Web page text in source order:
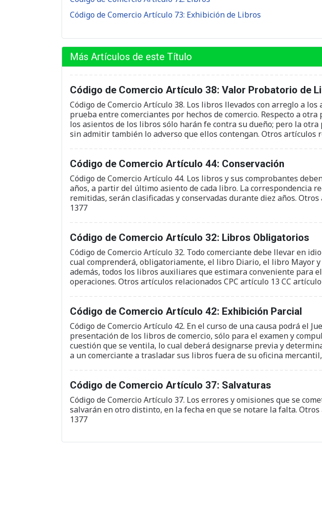
Código de Comercio Artículo 73: Exhibición de Libros
Más Artículos de este Título
Código de Comercio Artículo 38: Valor Probatorio de
Código de Comercio Artículo 38. Los libros llevados con arreglo a
prueba entre comerciantes por hechos de comercio. Respecto a
los asientos de los libros sólo harán fe contra su dueño; pero la
sin admitir también lo adverso que ellos contengan. Otros artículos
Código de Comercio Artículo 44: Conservación
Código de Comercio Artículo 44. Los libros y sus comprobantes
años, a partir del último asiento de cada libro. La correspondencia
remitidas, serán clasificadas y conservadas durante diez años.
1377
Código de Comercio Artículo 32: Libros Obligatorios
Código de Comercio Artículo 32. Todo comerciante debe llevar en
cual comprenderá, obligatoriamente, el libro Diario, el libro Mayor y
además, todos los libros auxiliares que estimara conveniente para
operaciones. Otros artículos relacionados CPC artículo 13 CC
Código de Comercio Artículo 42: Exhibición Parcial
Código de Comercio Artículo 42. En el curso de una causa podrá el
presentación de los libros de comercio, sólo para el examen y
cuestión que se ventila, lo cual deberá designarse previa y
a un comerciante a trasladar sus libros fuera de su oficina
Código de Comercio Artículo 37: Salvaturas
Código de Comercio Artículo 37. Los errores y omisiones que se
salvarán en otro distinto, en la fecha en que se notare la falta.
1377